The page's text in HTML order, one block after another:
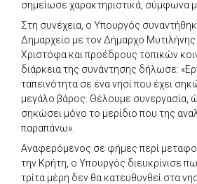
σημείωσε χαρακτηριστικά, σύμφωνα
Στη συνέχεια, ο Υπουργός
Δημαρχείο με τον Δήμαρχο
Χριστόφα και προέδρους τοπικών
διάρκεια της συνάντησης δήλωσε:
ταπεινότητα σε ένα νησί που έχει
μεγάλο βάρος. Θέλουμε συνεργασία,
σηκώσει μόνο το μερίδιο που της
παραπάνω».
Αναφερόμενος σε φήμες περί
την Κρήτη, ο Υπουργός διευκρίνισε
τρίτα μέρη δεν θα κατευθυνθεί στα